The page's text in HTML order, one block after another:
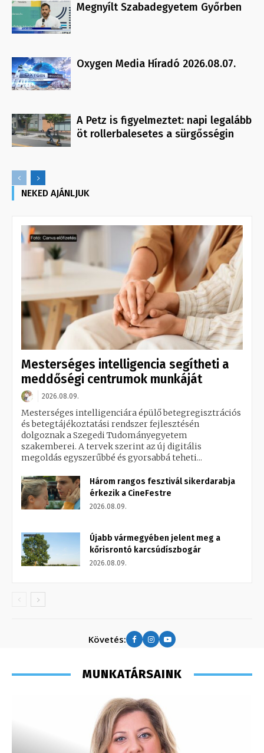
Megnyílt Szabadegyetem Győrben
Oxygen Media Híradó 2026.08.07.
A Petz is figyelmeztet: napi legalább
öt rollerbalesetes a sürgősségin
NEKED AJÁNLJUK
Mesterséges intelligencia segítheti a
meddőségi centrumok munkáját
2026.08.09.
Mesterséges intelligenciára épülő betegregisztrációs
és betegtájékoztatási rendszer fejlesztésén
dolgoznak a Szegedi Tudományegyetem
szakemberei. A tervek szerint az új digitális
megoldás egyszerűbbé és gyorsabbá teheti...
Három rangos fesztivál sikerdarabja
érkezik a CineFestre
2026.08.09.
Újabb vármegyében jelent meg a
kőrisrontó karcsúdíszbogár
2026.08.09.
Követés:
MUNKATÁRSAINK